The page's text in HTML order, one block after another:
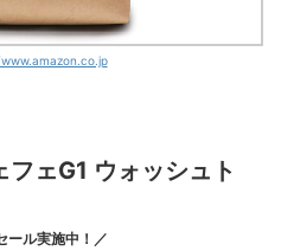
ェG1 ウォッシュト
ール実施中！／